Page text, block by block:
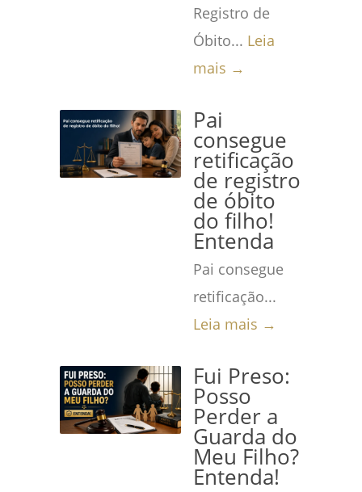
Registro de
Óbito... Leia
mais →
Pai
consegue
retificação
de registro
de óbito
do filho!
Entenda
Pai consegue
retificação...
Leia mais →
Fui Preso:
Posso
Perder a
Guarda do
Meu Filho?
Entenda!